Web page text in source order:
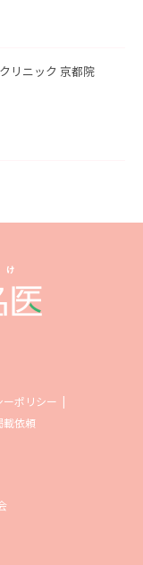
リニック 京都院
ーポリシー
載依頼